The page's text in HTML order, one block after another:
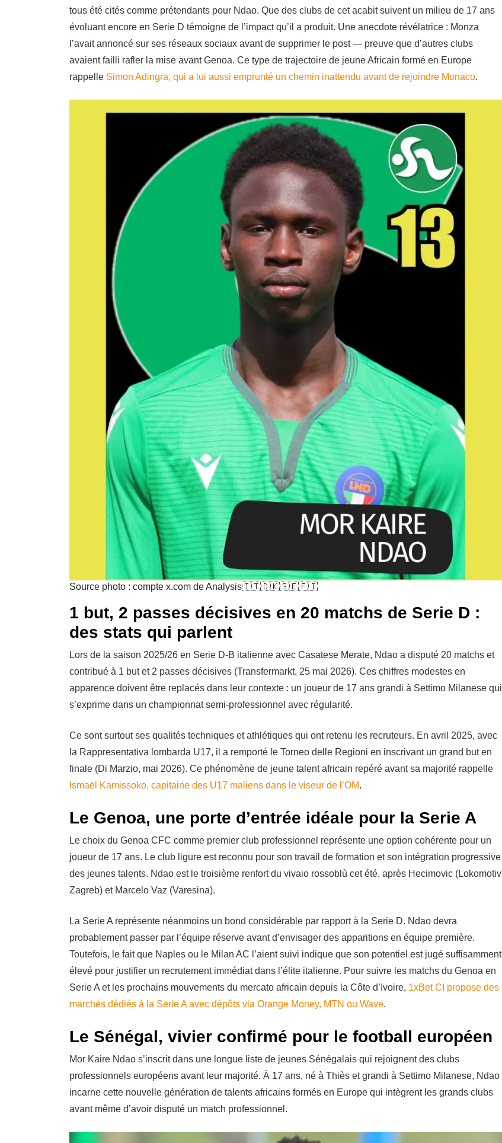
tous été cités comme prétendants pour Ndao. Que des clubs de cet acabit suivent un milieu de 17 ans
évoluant encore en Serie D témoigne de l’impact qu’il a produit. Une anecdote révélatrice : Monza
l’avait annoncé sur ses réseaux sociaux avant de supprimer le post — preuve que d’autres clubs
avaient failli rafler la mise avant Genoa. Ce type de trajectoire de jeune Africain formé en Europe
rappelle Simon Adingra, qui a lui aussi emprunté un chemin inattendu avant de rejoindre Monaco.
Source photo : compte x.com de Analysis🇮🇹🇩🇰🇸🇪🇫🇮
1 but, 2 passes décisives en 20 matchs de Serie D :
des stats qui parlent
Lors de la saison 2025/26 en Serie D-B italienne avec Casatese Merate, Ndao a disputé 20 matchs et
contribué à 1 but et 2 passes décisives (Transfermarkt, 25 mai 2026). Ces chiffres modestes en
apparence doivent être replacés dans leur contexte : un joueur de 17 ans grandi à Settimo Milanese qui
s’exprime dans un championnat semi-professionnel avec régularité.
Ce sont surtout ses qualités techniques et athlétiques qui ont retenu les recruteurs. En avril 2025, avec
la Rappresentativa lombarda U17, il a remporté le Torneo delle Regioni en inscrivant un grand but en
finale (Di Marzio, mai 2026). Ce phénomène de jeune talent africain repéré avant sa majorité rappelle
Ismaël Kamissoko, capitaine des U17 maliens dans le viseur de l’OM.
Le Genoa, une porte d’entrée idéale pour la Serie A
Le choix du Genoa CFC comme premier club professionnel représente une option cohérente pour un
joueur de 17 ans. Le club ligure est reconnu pour son travail de formation et son intégration progressive
des jeunes talents. Ndao est le troisième renfort du vivaio rossoblù cet été, après Hecimovic (Lokomotiv
Zagreb) et Marcelo Vaz (Varesina).
La Serie A représente néanmoins un bond considérable par rapport à la Serie D. Ndao devra
probablement passer par l’équipe réserve avant d’envisager des apparitions en équipe première.
Toutefois, le fait que Naples ou le Milan AC l’aient suivi indique que son potentiel est jugé suffisamment
élevé pour justifier un recrutement immédiat dans l’élite italienne. Pour suivre les matchs du Genoa en
Serie A et les prochains mouvements du mercato africain depuis la Côte d’Ivoire, 1xBet CI propose des
marchés dédiés à la Serie A avec dépôts via Orange Money, MTN ou Wave.
Le Sénégal, vivier confirmé pour le football européen
Mor Kaire Ndao s’inscrit dans une longue liste de jeunes Sénégalais qui rejoignent des clubs
professionnels européens avant leur majorité. À 17 ans, né à Thiès et grandi à Settimo Milanese, Ndao
incarne cette nouvelle génération de talents africains formés en Europe qui intègrent les grands clubs
avant même d’avoir disputé un match professionnel.